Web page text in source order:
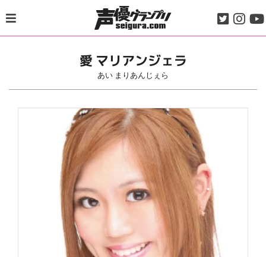
to
content
愛 マリアンジェラ
あい まりあんじぇら